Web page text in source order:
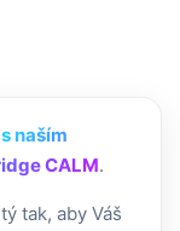
s naším
CALM.
tak, aby Váš